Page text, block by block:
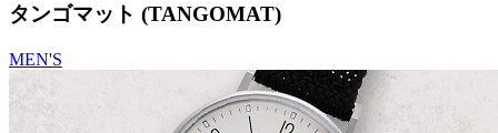
タンゴマット (TANGOMAT)
MEN'S